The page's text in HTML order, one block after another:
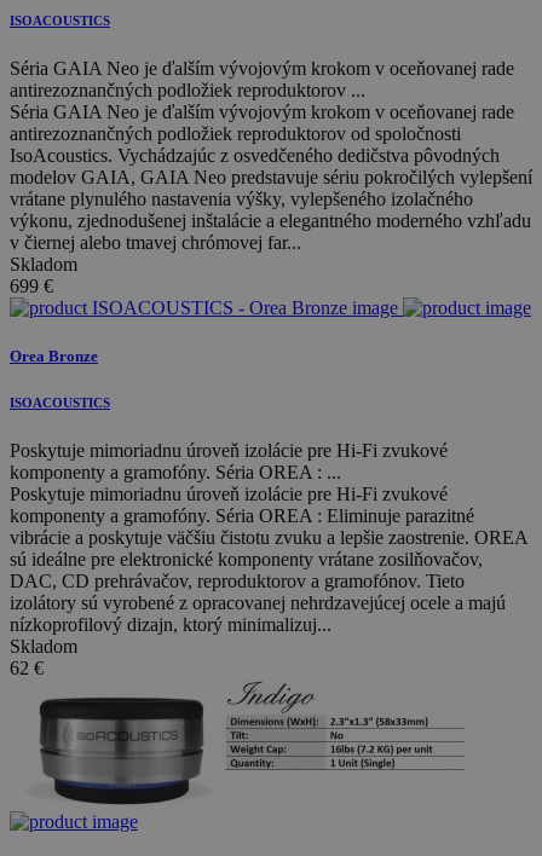
ISOACOUSTICS
Séria GAIA Neo je ďalším vývojovým krokom v oceňovanej rade
antirezoznančných podložiek reproduktorov ...
Séria GAIA Neo je ďalším vývojovým krokom v oceňovanej rade
antirezoznančných podložiek reproduktorov od spoločnosti
IsoAcoustics. Vychádzajúc z osvedčeného dedičstva pôvodných
modelov GAIA, GAIA Neo predstavuje sériu pokročilých vylepšení
vrátane plynulého nastavenia výšky, vylepšeného izolačného
výkonu, zjednodušenej inštalácie a elegantného moderného vzhľadu
v čiernej alebo tmavej chrómovej far...
Skladom
699 €
Orea Bronze
ISOACOUSTICS
Poskytuje mimoriadnu úroveň izolácie pre Hi-Fi zvukové
komponenty a gramofóny. Séria OREA : ...
Poskytuje mimoriadnu úroveň izolácie pre Hi-Fi zvukové
komponenty a gramofóny. Séria OREA : Eliminuje parazitné
vibrácie a poskytuje väčšiu čistotu zvuku a lepšie zaostrenie. OREA
sú ideálne pre elektronické komponenty vrátane zosilňovačov,
DAC, CD prehrávačov, reproduktorov a gramofónov. Tieto
izolátory sú vyrobené z opracovanej nehrdzavejúcej ocele a majú
nízkoprofilový dizajn, ktorý minimalizuj...
Skladom
62 €